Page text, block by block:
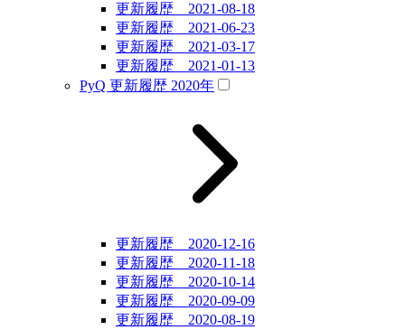
更新履歴 2021-08-18
更新履歴 2021-06-23
更新履歴 2021-03-17
更新履歴 2021-01-13
PyQ 更新履歴 2020年
更新履歴 2020-12-16
更新履歴 2020-11-18
更新履歴 2020-10-14
更新履歴 2020-09-09
更新履歴 2020-08-19